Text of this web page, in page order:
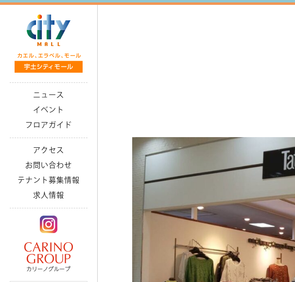
ニュース
イベント
フロアガイド
アクセス
お問い合わせ
テナント募集情報
求人情報